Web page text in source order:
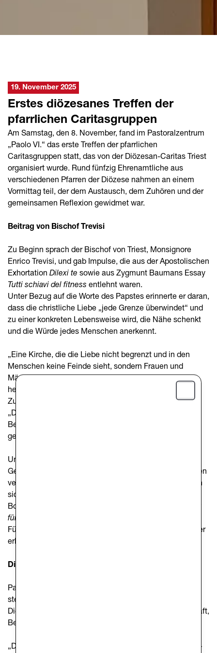
19. November 2025
Erstes diözesanes Treffen der
pfarrlichen Caritasgruppen
Am Samstag, den 8. November, fand im Pastoralzentrum
„Paolo VI.“ das erste Treffen der pfarrlichen
Caritasgruppen statt, das von der Diözesan-Caritas Triest
organisiert wurde. Rund fünfzig Ehrenamtliche aus
verschiedenen Pfarren der Diözese nahmen an einem
Vormittag teil, der dem Austausch, dem Zuhören und der
gemeinsamen Reflexion gewidmet war.
Beitrag von Bischof Trevisi
Zu Beginn sprach der Bischof von Triest, Monsignore
Enrico Trevisi, und gab Impulse, die aus der Apostolischen
Exhortation Dilexi te sowie aus Zygmunt Baumans Essay
Tutti schiavi del fitness entlehnt waren.
Unter Bezug auf die Worte des Papstes erinnerte er daran,
dass die christliche Liebe „jede Grenze überwindet“ und
zu einer konkreten Lebensweise wird, die Nähe schenkt
und die Würde jedes Menschen anerkennt.
„Eine Kirche, die die Liebe nicht begrenzt und in den
Menschen keine Feinde sieht, sondern Frauen und
Männer, die zu lieben sind, ist die Kirche, die die Welt
heute braucht“, sagte er.
Zu den Ehrenamtlichen wandte er sich mit den Worten:
„Durch eure einfachen und nahen Gesten helft ihr den
Bedürftigen zu spüren, dass die Worte Jesu auch für sie
gelten.“
Unter Bezug auf Bauman betonte er, dass eine
Gesellschaft dann wirklich menschlich ist, wenn sie ihren
verletzlichsten Mitgliedern würdige Lebensbedingungen
sichert. Anschließend erinnerte er an die zentrale
Botschaft seines Hirtenbriefs
für uns!“
Fürsorge gewesen zu sein, um die Verletzlichkeit anderer
erkennen und begleiten zu können.
Die Sicht der Diözesan-Caritas
Pater Giovanni La Manna SJ, Direktor der Caritas Triest,
stellte einige Schlüsselbegriffe vor, die den täglichen
Dienst prägen: Unentgeltlichkeit, Fürsorge, Gemeinschaft,
Beziehung, Hoffnung, Vertrauen.
„Die Fürsorge — zusammen mit der Unentgeltlichkeit —